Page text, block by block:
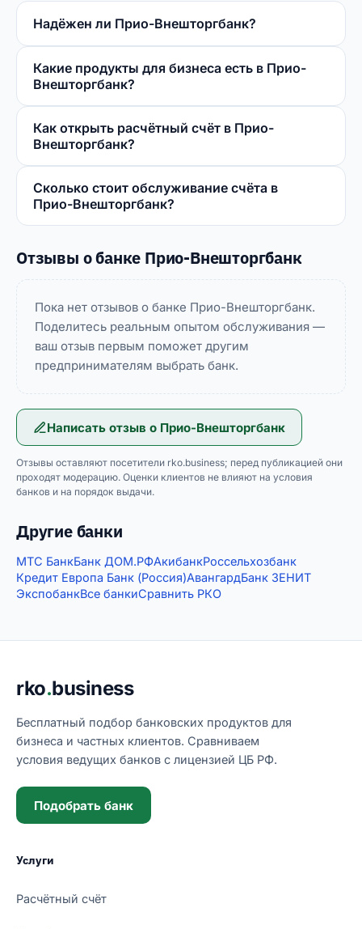
Надёжен ли Прио-Внешторгбанк?
Какие продукты для бизнеса есть в Прио-
Внешторгбанк?
Как открыть расчётный счёт в Прио-
Внешторгбанк?
Сколько стоит обслуживание счёта в
Прио-Внешторгбанк?
Отзывы о банке Прио-Внешторгбанк
Пока нет отзывов о банке Прио-Внешторгбанк.
Поделитесь реальным опытом обслуживания —
ваш отзыв первым поможет другим
предпринимателям выбрать банк.
Написать отзыв о Прио-Внешторгбанк
Отзывы оставляют посетители rko.business; перед публикацией они
проходят модерацию. Оценки клиентов не влияют на условия
банков и на порядок выдачи.
Другие банки
МТС БанкБанк ДОМ.РФАкибанкРоссельхозбанк
Кредит Европа Банк (Россия)АвангардБанк ЗЕНИТ
ЭкспобанкВсе банкиСравнить РКО
Подвал сайта
rko.business
Бесплатный подбор банковских продуктов для
бизнеса и частных клиентов. Сравниваем
условия ведущих банков с лицензией ЦБ РФ.
Подобрать банк
Услуги
Расчётный счёт